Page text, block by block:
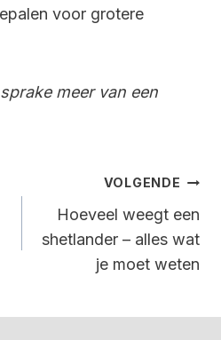
voor grotere
meer van een
VOLGENDE
Hoeveel weegt een
shetlander – alles wat
je moet weten